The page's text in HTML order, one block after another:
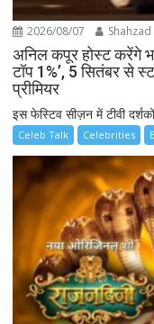
2026/08/07
अनिल कपूर होस्ट करेंगे
टॉप 1%’, 5 सितंबर से
प्रीमियर
इस फेस्टिव सीज़न में टीवी
Celeb Talk Celebrities